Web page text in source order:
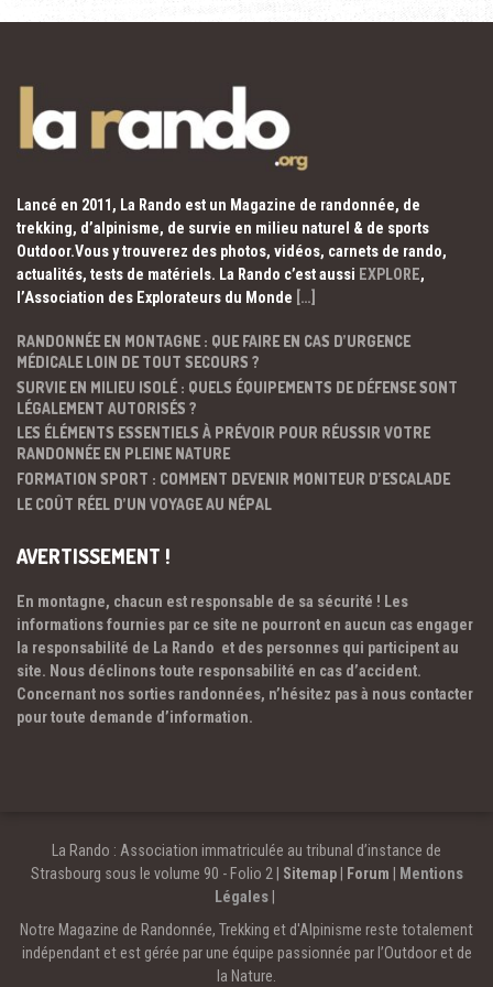
Lancé en 2011, La Rando est un Magazine de randonnée, de
trekking, d’alpinisme, de survie en milieu naturel & de sports
Outdoor.Vous y trouverez des photos, vidéos, carnets de rando,
actualités, tests de matériels. La Rando c’est aussi EXPLORE,
l’Association des Explorateurs du Monde […]
RANDONNÉE EN MONTAGNE : QUE FAIRE EN CAS D’URGENCE
MÉDICALE LOIN DE TOUT SECOURS ?
SURVIE EN MILIEU ISOLÉ : QUELS ÉQUIPEMENTS DE DÉFENSE SONT
LÉGALEMENT AUTORISÉS ?
LES ÉLÉMENTS ESSENTIELS À PRÉVOIR POUR RÉUSSIR VOTRE
RANDONNÉE EN PLEINE NATURE
FORMATION SPORT : COMMENT DEVENIR MONITEUR D’ESCALADE
LE COÛT RÉEL D’UN VOYAGE AU NÉPAL
AVERTISSEMENT !
En montagne, chacun est responsable de sa sécurité ! Les
informations fournies par ce site ne pourront en aucun cas engager
la responsabilité de La Rando et des personnes qui participent au
site. Nous déclinons toute responsabilité en cas d’accident.
Concernant nos sorties randonnées, n’hésitez pas à nous contacter
pour toute demande d’information.
La Rando : Association immatriculée au tribunal d’instance de
Strasbourg sous le volume 90 - Folio 2 | Sitemap| Forum
Mentions
Légales
Notre Magazine de Randonnée, Trekking et d'Alpinisme reste totalement
indépendant et est gérée par une équipe passionnée par l’Outdoor et de
la Nature.